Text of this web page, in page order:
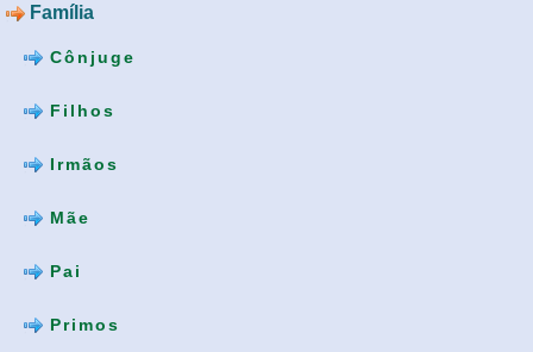
Família
Cônjuge
Filhos
Irmãos
Mãe
Pai
Primos